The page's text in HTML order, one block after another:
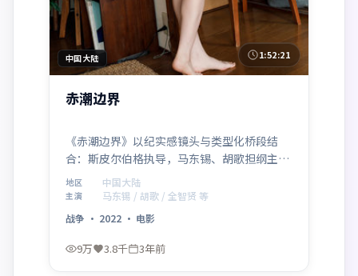
中国大陆 1:52:21
赤潮边界
《赤潮边界》以纪实感镜头与类型化桥段结
合：斯皮尔伯格执导，马东锡、胡歌担纲主
线，中国大陆真实城景作为底色。战争元素贯
穿全片，2022年7月6日 首映后口碑在细节与
配乐上收获好评。
地区 中国大陆
主演
马东锡 / 胡歌 / 全智贤 等
战争 · 2022 · 电影
9万 3.8千 3年前